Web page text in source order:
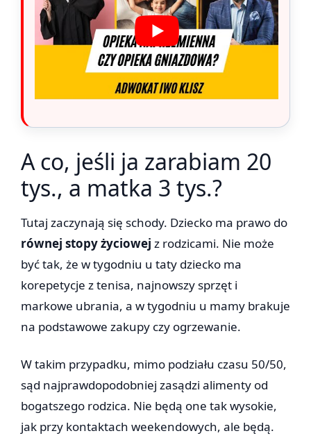
A co, jeśli ja zarabiam 20
tys., a matka 3 tys.?
Tutaj zaczynają się schody. Dziecko ma prawo do
równej stopy życiowej z rodzicami. Nie może
być tak, że w tygodniu u taty dziecko ma
korepetycje z tenisa, najnowszy sprzęt i
markowe ubrania, a w tygodniu u mamy brakuje
na podstawowe zakupy czy ogrzewanie.
W takim przypadku, mimo podziału czasu 50/50,
sąd najprawdopodobniej zasądzi alimenty od
bogatszego rodzica. Nie będą one tak wysokie,
jak przy kontaktach weekendowych, ale będą.